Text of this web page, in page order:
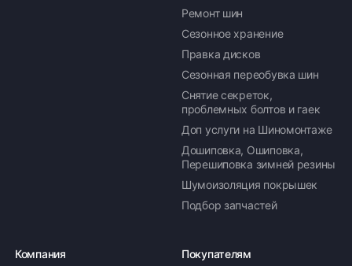
Ремонт шин
Сезонное хранение
Правка дисков
Сезонная переобувка шин
Снятие секреток,
проблемных болтов и гаек
Доп услуги на Шиномонтаже
Дошиповка, Ошиповка,
Перешиповка зимней резины
Шумоизоляция покрышек
Подбор запчастей
Компания Покупателям